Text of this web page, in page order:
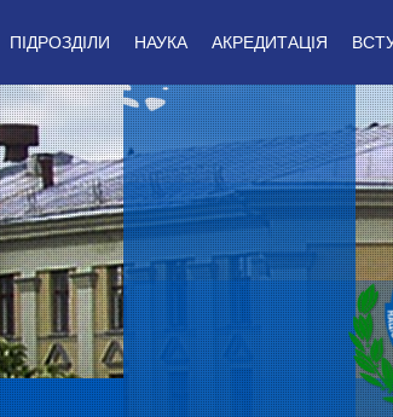
ПІДРОЗДІЛИ НАУКА АКРЕДИТАЦІЯ